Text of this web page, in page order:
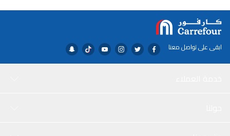
ابقى على تواصل معنا